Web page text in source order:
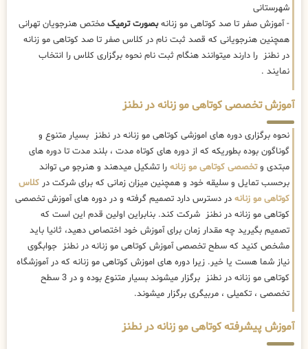
شهرستانی
- آموزش صفر تا صد کوتاهی مو زنانهبصورت ترمیک مختص هنرجویان تهرانی
همچنین هنرجویانی که قصد ثبت نام در کلاس صفر تا صد کوتاهی مو زنانه
در نطنز را دارند میتوانند هنگام ثبت نام نحوه برگزاری کلاس را انتخاب
نمایند .
آموزش تخصصی کوتاهی مو زنانه در نطنز
نحوه برگزاری دوره های اموزشی کوتاهی مو زنانه در نطنز بسیار متنوع و
گوناگون بوده بطوریکه که از دوره های کوتاه مدت ، بلند مدت تا دوره های
مبتدی وتخصصی کوتاهی مو زنانه را تشکیل میدهند و هنرجو می تواند
برحسب تمایل و سلیقه خود و همچنین میزان زمانی که برای شرکت در کلاس
کوتاهی مو زنانه در دسترس دارد تصمیم گرفته و در دوره های آموزش تخصصی
کوتاهی مو زنانه در نطنز شرکت کند. بنابراین اولین قدم این است که
تصمیم بگیرید چه مقدار زمان برای آموزش خود اختصاص دهید، ثانیا باید
مشخص کنید که سطح تخصصی آموزش کوتاهی مو زنانه در نطنز جوابگوی
نیاز شما هست یا خیر. زیرا دوره های اموزش کوتاهی مو زنانه که در آموزشگاه
کوتاهی مو زنانه در نطنز برگزار میشوند بسیار متنوع بوده و در 3 سطح
تخصصی ، تکمیلی ، مربیگری برگزار میشوند.
آموزش پیشرفته کوتاهی مو زنانه در نطنز